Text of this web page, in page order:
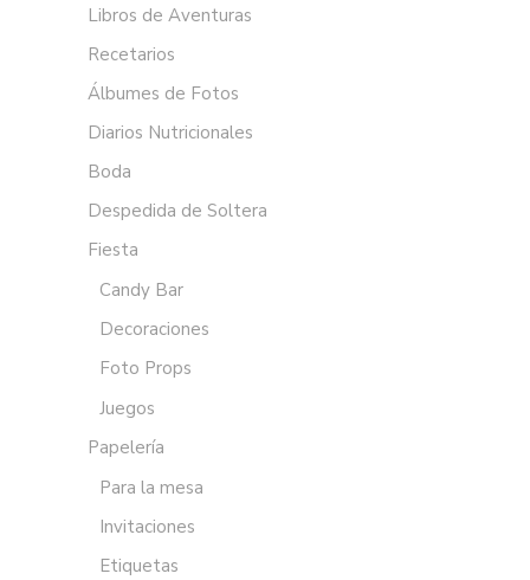
Libros de Aventuras
Recetarios
Álbumes de Fotos
Diarios Nutricionales
Boda
Despedida de Soltera
Fiesta
Candy Bar
Decoraciones
Foto Props
Juegos
Papelería
Para la mesa
Invitaciones
Etiquetas